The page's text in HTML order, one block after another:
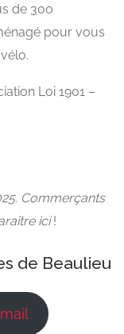
de 300
pour vous
Loi 1901 –
Commerçants
ici!
de Beaulieu